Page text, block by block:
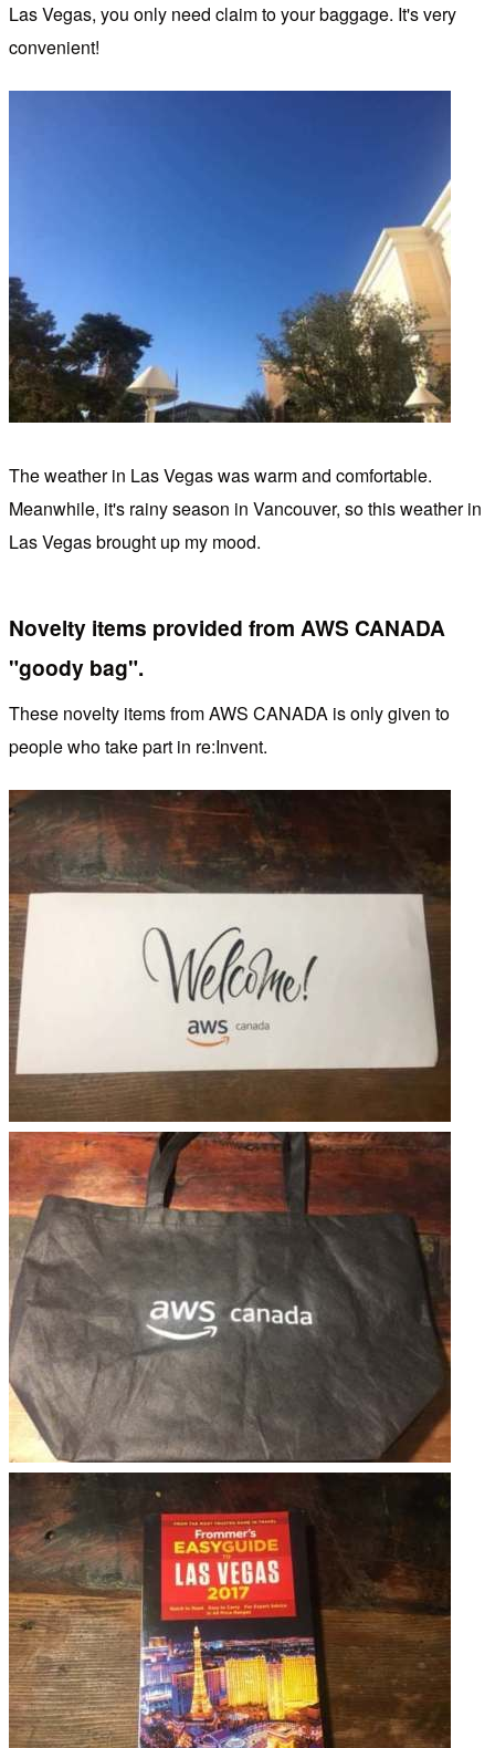
Las Vegas, you only need claim to your baggage. It's very
convenient!
The weather in Las Vegas was warm and comfortable.
Meanwhile, it's rainy season in Vancouver, so this weather in
Las Vegas brought up my mood.
Novelty items provided from AWS CANADA
"goody bag".
These novelty items from AWS CANADA is only given to
people who take part in re:Invent.